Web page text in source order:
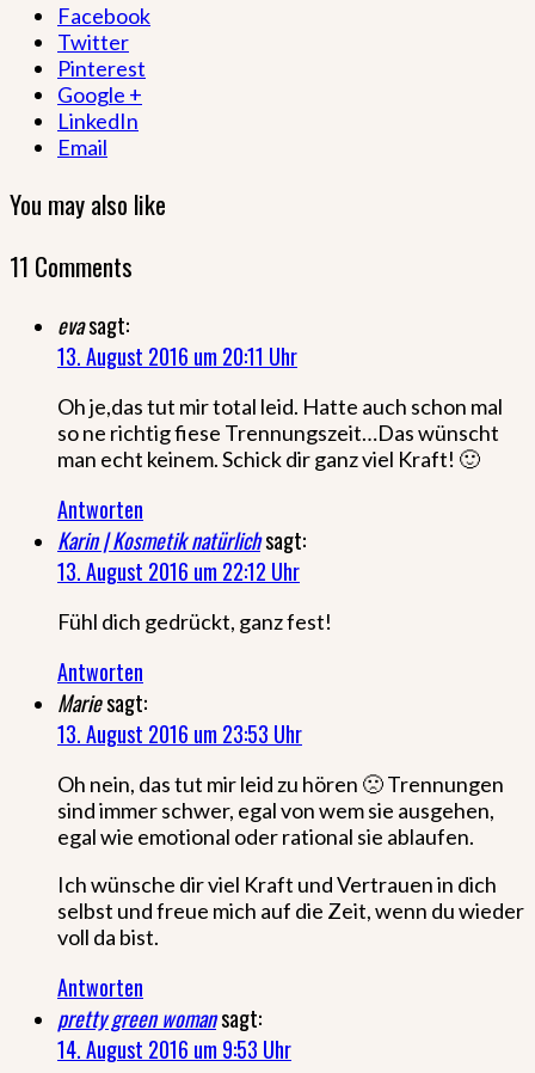
Facebook
Twitter
Pinterest
Google +
LinkedIn
Email
You may also like
11 Comments
evasagt:
13. August 2016 um 20:11 Uhr
Oh je,das tut mir total leid. Hatte auch schon mal
so ne richtig fiese Trennungszeit…Das wünscht
man echt keinem. Schick dir ganz viel Kraft! 🙂
Antworten
Karin | Kosmetik natürlichsagt:
13. August 2016 um 22:12 Uhr
Fühl dich gedrückt, ganz fest!
Antworten
Mariesagt:
13. August 2016 um 23:53 Uhr
Oh nein, das tut mir leid zu hören 🙁 Trennungen
sind immer schwer, egal von wem sie ausgehen,
egal wie emotional oder rational sie ablaufen.
Ich wünsche dir viel Kraft und Vertrauen in dich
selbst und freue mich auf die Zeit, wenn du wieder
voll da bist.
Antworten
pretty green womansagt:
14. August 2016 um 9:53 Uhr